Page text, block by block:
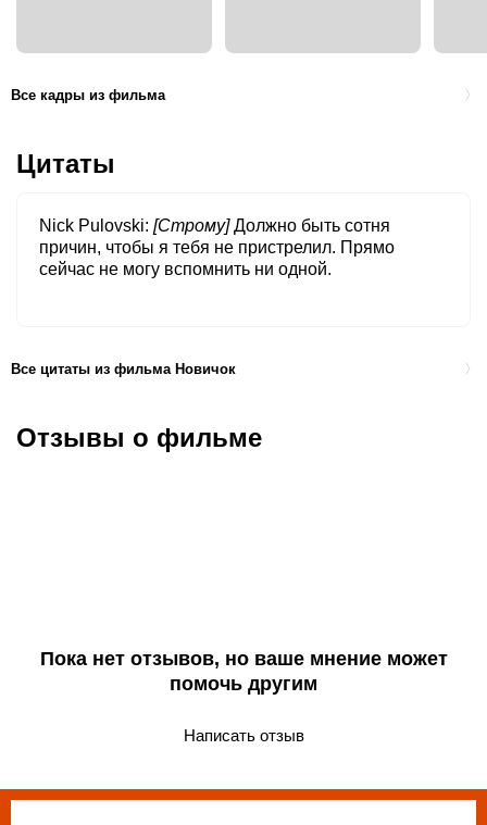
Все кадры из фильма
Цитаты
Nick Pulovski [Строму] Должно быть сотня
причин, чтобы я тебя не пристрелил. Прямо
сейчас не могу вспомнить ни одной.
Все цитаты из фильма Новичок
Отзывы о фильме
Пока нет отзывов, но ваше мнение может
помочь другим
Написать отзыв